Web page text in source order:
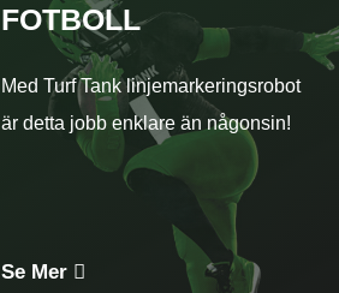
FOTBOLL
Med Turf Tank linjemarkeringsrobot
är detta jobb enklare än någonsin!
Se Mer